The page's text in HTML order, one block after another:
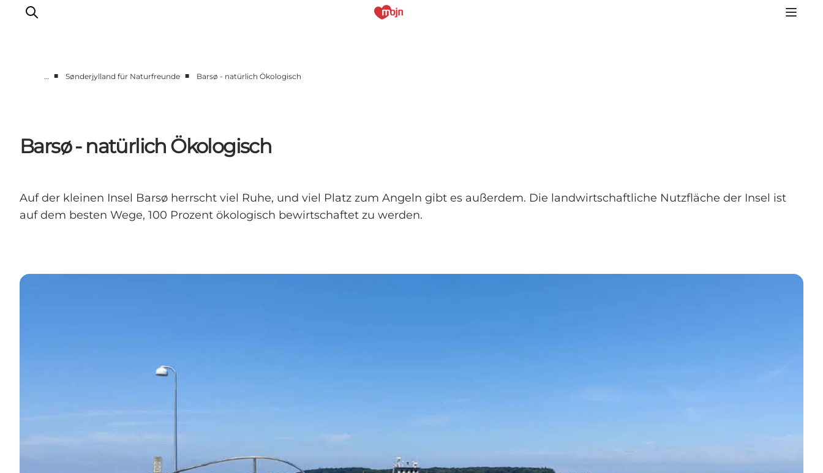
Events
Übernachtung
Booking
… ■ Sønderjylland für Naturfreunde ■ Barsø - natürlich Ökologisch
Barsø - natürlich Ökologisch
Auf der kleinen Insel Barsø herrscht viel Ruhe, und viel Platz zum Angeln gibt es außerdem. Die landwirtschaftliche Nutzfläche der Insel ist
auf dem besten Wege, 100 Prozent ökologisch bewirtschaftet zu werden.